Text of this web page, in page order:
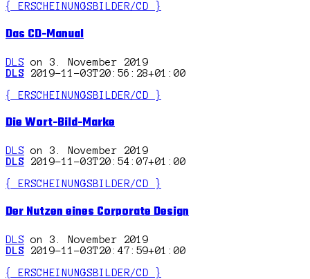
{ ERSCHEINUNGSBILDER/CD }
Das CD-Manual
DLS on 3. November 2019
DLS
2019-11-03T20:56:28+01:00
{ ERSCHEINUNGSBILDER/CD }
Die Wort-Bild-Marke
DLS on 3. November 2019
DLS
2019-11-03T20:54:07+01:00
{ ERSCHEINUNGSBILDER/CD }
Der Nutzen eines Corporate Design
DLS on 3. November 2019
DLS
2019-11-03T20:47:59+01:00
{ ERSCHEINUNGSBILDER/CD }